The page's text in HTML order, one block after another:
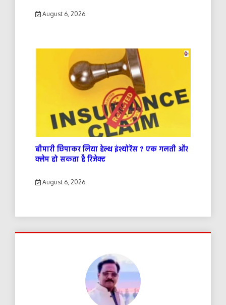
August 6, 2026
बीमारी छिपाकर लिया हेल्थ इंश्योरेंस ? एक गलती और
क्लेम हो सकता है रिजेक्ट
August 6, 2026